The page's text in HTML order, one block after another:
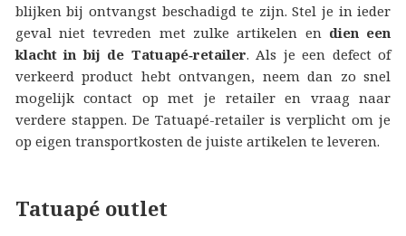
blijken bij ontvangst beschadigd te zijn. Stel je in ieder
geval niet tevreden met zulke artikelen en dien een
klacht in bij de Tatuapé‑retailer. Als je een defect of
verkeerd product hebt ontvangen, neem dan zo snel
mogelijk contact op met je retailer en vraag naar
verdere stappen. De Tatuapé-retailer is verplicht om je
op eigen transportkosten de juiste artikelen te leveren.
Tatuapé outlet